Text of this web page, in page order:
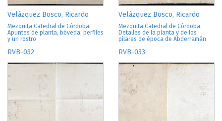
Velázquez Bosco, Ricardo
Mezquita Catedral de Córdoba.
Apuntes de planta, bóveda, perfiles
y un rostro
Velázquez Bosco, Ricardo
Mezquita Catedral de Córdoba.
Detalles de la planta y de los
pilares de época de Abderramán
RVB-032 RVB-033